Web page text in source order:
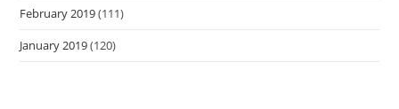
February 2019(111)
January 2019(120)